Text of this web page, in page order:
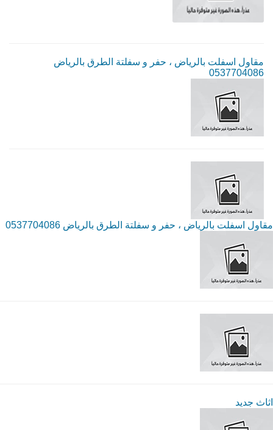
مقاول اسفلت بالرياض ، حفر و سفلتة الطرق بالرياض
0537704086
مقاول اسفلت بالرياض ، حفر و سفلتة الطرق بالرياض 0537704086
اثاث جديد